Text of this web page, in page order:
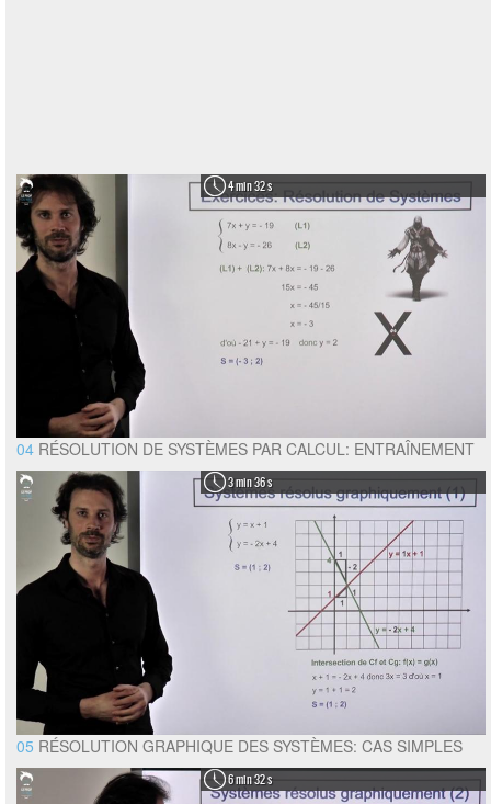
4 min 32 s
04 RÉSOLUTION DE SYSTÈMES PAR CALCUL: ENTRAÎNEMENT
3 min 36 s
05 RÉSOLUTION GRAPHIQUE DES SYSTÈMES: CAS SIMPLES
6 min 32 s